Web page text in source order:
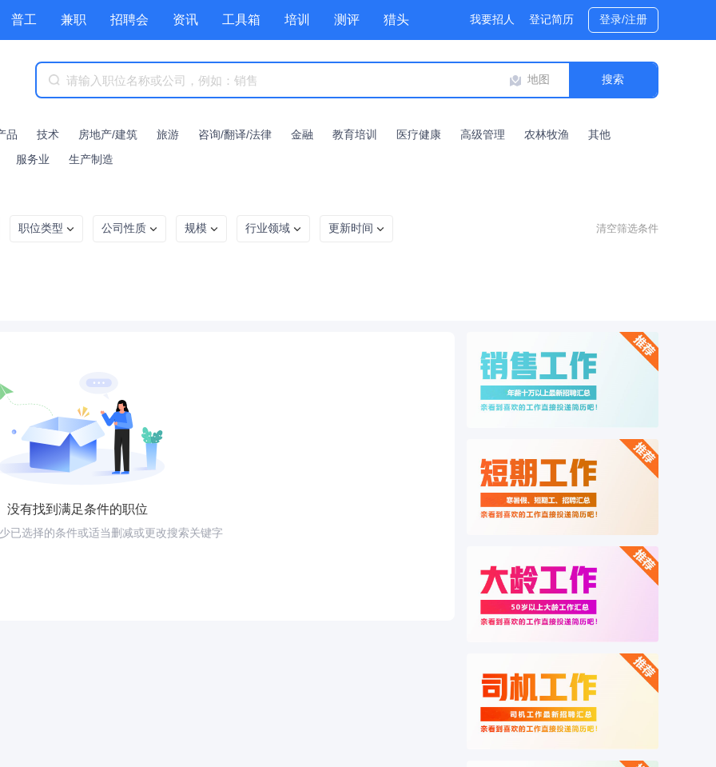
普工 兼职 招聘会 资讯 工具箱 培训 测评 猎头 我要招人 登记简历 登录/注册
地图
品 技术 房地产/建筑 旅游 咨询/翻译/法律 金融 教育培训 医疗健康 高级管理 农林牧渔
其他
服务业 生产制造
职位类型 公司性质 规模 行业领域 更新时间 清空筛选条件
没有找到满足条件的职位
已选择的条件或适当删减或更改搜索关键字